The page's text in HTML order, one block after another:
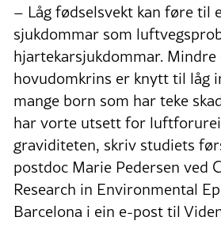
– Låg fødselsvekt kan føre til
sjukdommar som
hjartekarsjukdommar.
hovudomkrins er knytt til låg
mange born som har teke
har vorte utsett for
graviditeten, skriv studiets
postdoc Marie Pedersen ved
Research in Environmental
Barcelona i ein e-post til